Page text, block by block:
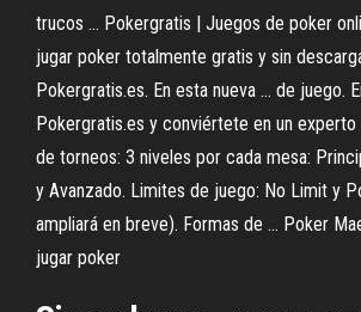
trucos ... Pokergratis | Juegos de poker
jugar poker totalmente gratis y sin
Pokergratis.es. En esta nueva ... de juego.
Pokergratis.es y conviértete en un experto
de torneos: 3 niveles por cada mesa:
y Avanzado. Limites de juego: No Limit y
ampliará en breve). Formas de ... Poker
jugar poker